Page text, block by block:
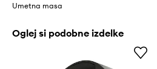
Umetna masa
Oglej si podobne izdelke